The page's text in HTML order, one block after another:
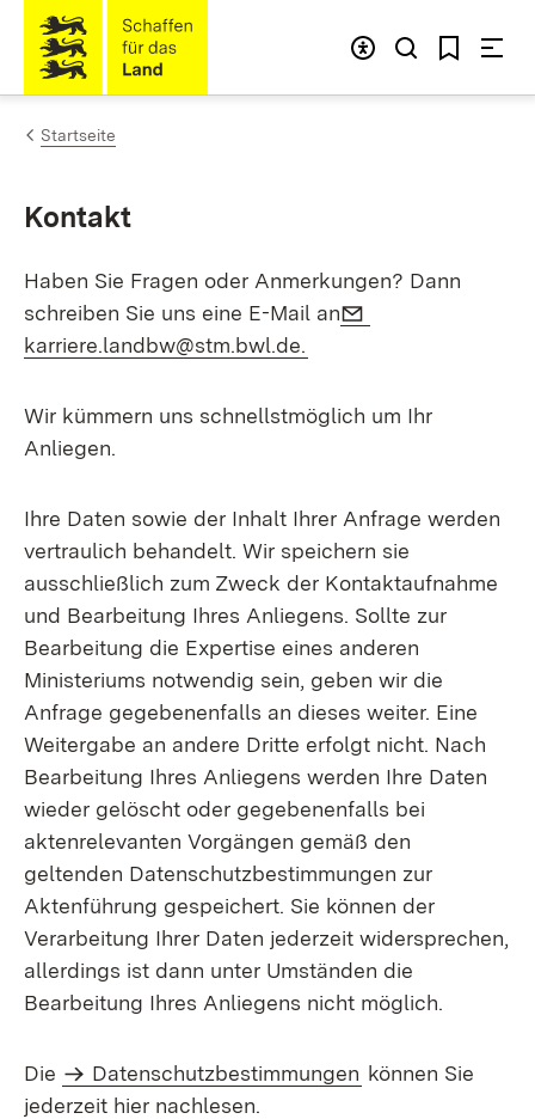
Zum Inhalt springen
Link zur Startseite
Startseite
Kontakt
Haben Sie Fragen oder Anmerkungen? Dann
schreiben Sie uns eine E-Mail an
karriere.landbw@stm.bwl.de.
Wir kümmern uns schnellstmöglich um Ihr
Anliegen.
Ihre Daten sowie der Inhalt Ihrer Anfrage werden
vertraulich behandelt. Wir speichern sie
ausschließlich zum Zweck der Kontaktaufnahme
und Bearbeitung Ihres Anliegens. Sollte zur
Bearbeitung die Expertise eines anderen
Ministeriums notwendig sein, geben wir die
Anfrage gegebenenfalls an dieses weiter. Eine
Weitergabe an andere Dritte erfolgt nicht. Nach
Bearbeitung Ihres Anliegens werden Ihre Daten
wieder gelöscht oder gegebenenfalls bei
aktenrelevanten Vorgängen gemäß den
geltenden Datenschutzbestimmungen zur
Aktenführung gespeichert. Sie können der
Verarbeitung Ihrer Daten jederzeit widersprechen,
allerdings ist dann unter Umständen die
Bearbeitung Ihres Anliegens nicht möglich.
Die Datenschutzbestimmungen können Sie
jederzeit hier nachlesen.